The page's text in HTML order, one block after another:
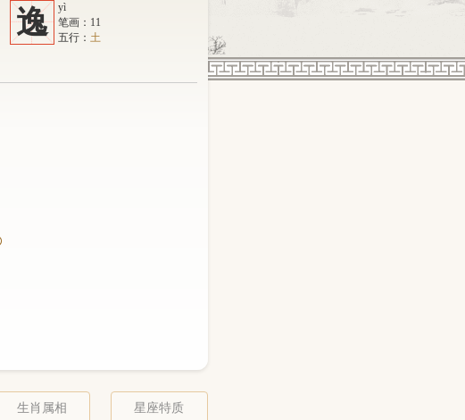
逸
yì
笔画：11
五行： 土
生肖属相 星座特质